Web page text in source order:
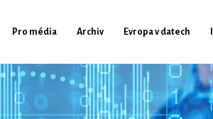
Pro média Archiv Evropa v datech